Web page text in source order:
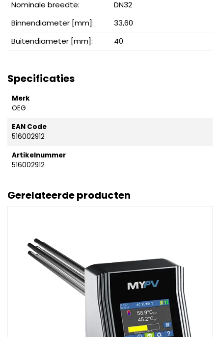
Nominale breedte:
DN32
Binnendiameter [mm]:
33,60
Buitendiameter [mm]:
40
Specificaties
Merk
OEG
EAN Code
516002912
Artikelnummer
516002912
Gerelateerde producten